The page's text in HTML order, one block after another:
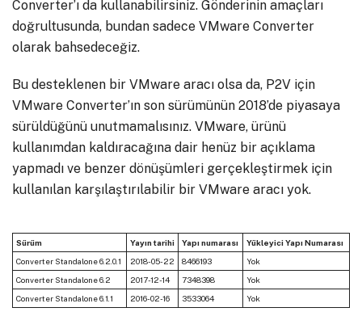
Converter’ı da kullanabilirsiniz. Gönderinin amaçları
doğrultusunda, bundan sadece VMware Converter
olarak bahsedeceğiz.
Bu desteklenen bir VMware aracı olsa da, P2V için
VMware Converter’ın son sürümünün 2018’de piyasaya
sürüldüğünü unutmamalısınız. VMware, ürünü
kullanımdan kaldıracağına dair henüz bir açıklama
yapmadı ve benzer dönüşümleri gerçekleştirmek için
kullanılan karşılaştırılabilir bir VMware aracı yok.
Sürüm Yayın tarihi Yapı numarası
Yükleyici Yapı Numarası
Converter Standalone 6.2.0.1
2018-05-22 8466193
Yok
Converter Standalone 6.2
2017-12-14 7348398
Yok
Converter Standalone 6.1.1
2016-02-16 3533064 Yok